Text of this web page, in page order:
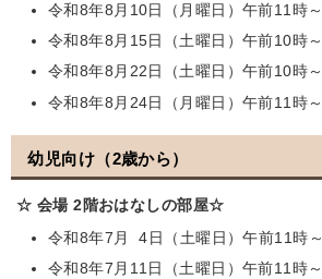
令和8年8月10日（月曜日）午前11時～
令和8年8月15日（土曜日）午前10時～
令和8年8月22日（土曜日）午前10時～
令和8年8月24日（月曜日）午前11時～
幼児向け（2歳から）
☆ 会場 2階おはなしの部屋☆
令和8年7月 4日（土曜日）午前11時～
令和8年7月11日（土曜日）午前11時～